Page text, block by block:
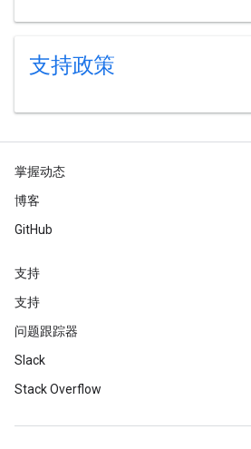
支持政策
掌握动态
博客
GitHub
支持
支持
问题跟踪器
Slack
Stack Overflow